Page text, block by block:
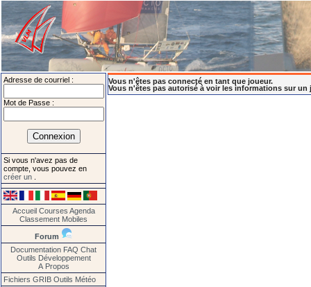
Adresse de courriel :
Mot de Passe :
Si vous n'avez pas de
compte, vous pouvez en
créer un
Accueil Courses Agenda
Classement Mobiles
Forum
Documentation FAQ Chat
Outils Développement
A Propos
Fichiers GRIB Outils Météo
Vous n'êtes pas connecté en tant que joueur.
Vous n'êtes pas autorisé à voir les informations sur un